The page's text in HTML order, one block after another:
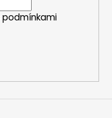
podmínkami